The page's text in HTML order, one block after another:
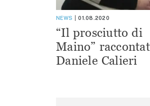
NEWS 01.08.2020
“Il prosciutto di
Maino”
Daniele Calieri